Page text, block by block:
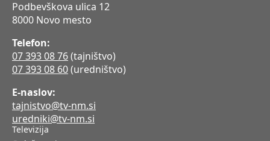
Podbevškova ulica 12
8000 Novo mesto
Telefon:
07 393 08 76(tajništvo)
07 393 08 60(uredništvo)
E-naslov:
tajnistvo@tv-nm.si
uredniki@tv-nm.si
Televizija